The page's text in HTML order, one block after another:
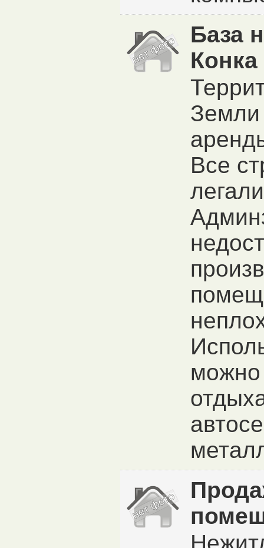
База
Конка
Земли
Все
можно